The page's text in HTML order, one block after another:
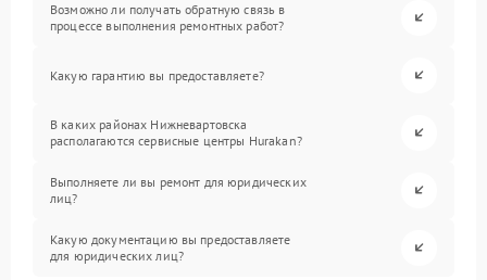
Возможно ли получать обратную связь в
процессе выполнения ремонтных работ?
Какую гарантию вы предоставляете?
В каких районах Нижневартовска
располагаются сервисные центры Hurakan?
Выполняете ли вы ремонт для юридических
лиц?
Какую документацию вы предоставляете
для юридических лиц?